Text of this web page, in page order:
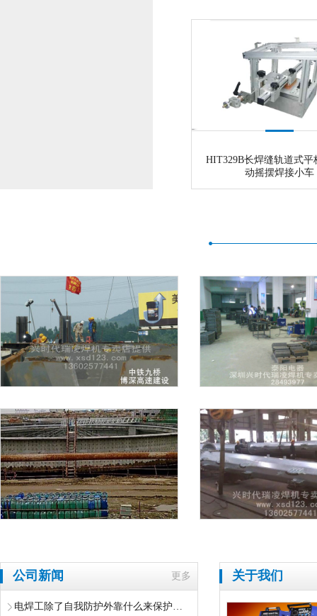
HIT329B长焊缝轨道式平
动摇摆焊接小车
公司新闻 更多
电焊工除了自我防护外靠什么来保护职业健康
关于我们